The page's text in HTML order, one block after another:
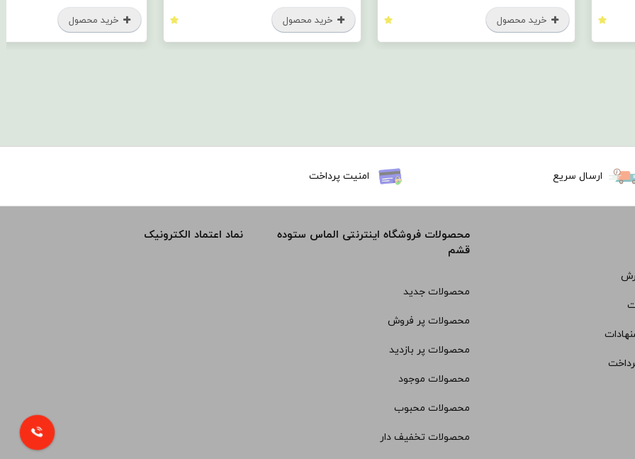
خرید محصول خرید محصول خرید محصول
ارسال سریع امنیت پرداخت
محصولات فروشگاه اینترنتی الماس ستوده
قشم
محصولات جدید
محصولات پر فروش
محصولات پر بازدید
محصولات موجود
محصولات محبوب
محصولات تخفیف دار
نماد اعتماد الکترونیک